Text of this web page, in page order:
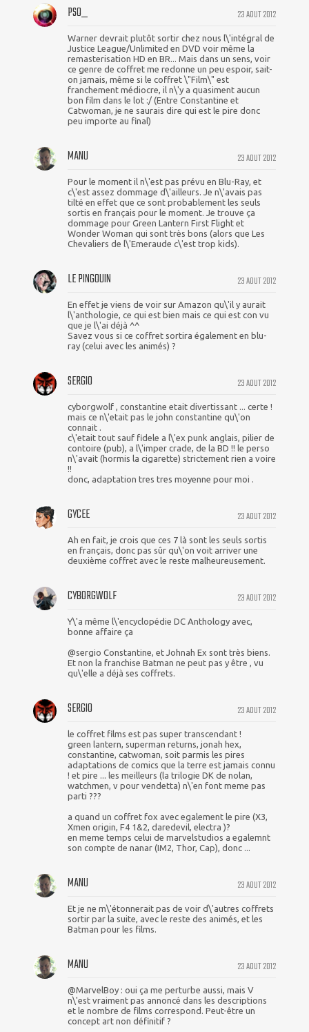
23 AOUT 2012
PSO_
Warner devrait plutôt sortir chez nous l\'intégral de
Justice League/Unlimited en DVD voir même la
remasterisation HD en BR... Mais dans un sens, voir
ce genre de coffret me redonne un peu espoir, sait-
on jamais, même si le coffret \"Film\" est
franchement médiocre, il n\'y a quasiment aucun
bon film dans le lot :/ (Entre Constantine et
Catwoman, je ne saurais dire qui est le pire donc
peu importe au final)
23 AOUT 2012
MANU
Pour le moment il n\'est pas prévu en Blu-Ray, et
c\'est assez dommage d\'ailleurs. Je n\'avais pas
tilté en effet que ce sont probablement les seuls
sortis en français pour le moment. Je trouve ça
dommage pour Green Lantern First Flight et
Wonder Woman qui sont très bons (alors que Les
Chevaliers de l\'Emeraude c\'est trop kids).
23 AOUT 2012
LE PINGOUIN
En effet je viens de voir sur Amazon qu\'il y aurait
l\'anthologie, ce qui est bien mais ce qui est con vu
que je l\'ai déjà ^^
Savez vous si ce coffret sortira également en blu-
ray (celui avec les animés) ?
23 AOUT 2012
SERGIO
cyborgwolf , constantine etait divertissant ... certe !
mais ce n\'etait pas le john constantine qu\'on
connait .
c\'etait tout sauf fidele a l\'ex punk anglais, pilier de
contoire (pub), a l\'imper crade, de la BD !! le perso
n\'avait (hormis la cigarette) strictement rien a voire
!!
donc, adaptation tres tres moyenne pour moi .
23 AOUT 2012
GYCEE
Ah en fait, je crois que ces 7 là sont les seuls sortis
en français, donc pas sûr qu\'on voit arriver une
deuxième coffret avec le reste malheureusement.
23 AOUT 2012
CYBORGWOLF
Y\'a même l\'encyclopédie DC Anthology avec,
bonne affaire ça
@sergio Constantine, et Johnah Ex sont très biens.
Et non la franchise Batman ne peut pas y être , vu
qu\'elle a déjà ses coffrets.
23 AOUT 2012
SERGIO
le coffret films est pas super transcendant !
green lantern, superman returns, jonah hex,
constantine, catwoman, soit parmis les pires
adaptations de comics que la terre est jamais connu
! et pire ... les meilleurs (la trilogie DK de nolan,
watchmen, v pour vendetta) n\'en font meme pas
parti ???
a quand un coffret fox avec egalement le pire (X3,
Xmen origin, F4 1&2, daredevil, electra )?
en meme temps celui de marvelstudios a egalemnt
son compte de nanar (IM2, Thor, Cap), donc ...
23 AOUT 2012
MANU
Et je ne m\'étonnerait pas de voir d\'autres coffrets
sortir par la suite, avec le reste des animés, et les
Batman pour les films.
23 AOUT 2012
MANU
@MarvelBoy : oui ça me perturbe aussi, mais V
n\'est vraiment pas annoncé dans les descriptions
et le nombre de films correspond. Peut-être un
concept art non définitif ?